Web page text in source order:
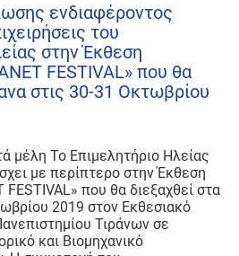
ενδιαφέροντος
του
στην Έκθεση
FESTIVAL» που θα
στις 30-31 Οκτωβρίου
Το Επιμελητήριο Ηλείας
με περίπτερο στην Έκθεση
FESTIVAL» που θα διεξαχθεί στα
2019 στον Εκθεσιακό
Τιράνων σε
και Βιομηχανικό